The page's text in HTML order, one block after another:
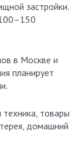
застройки.
в Москве и
планирует
товары
домашний